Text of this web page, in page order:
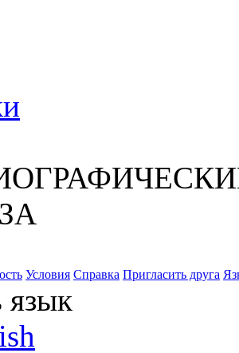
Условия Справка Пригласить друга
язык